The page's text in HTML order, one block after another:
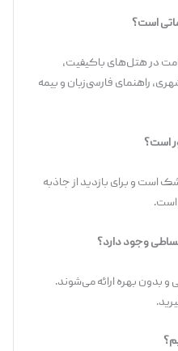
هتل‌های باکیفیت،
فارسی‌زبان و بیمه
برای بازدید از جاذبه
وجود دارد؟
بهره ارائه می‌شوند.